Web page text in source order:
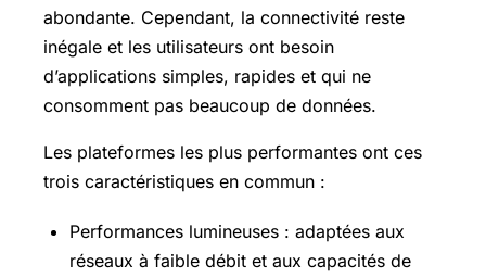
abondante. Cependant, la connectivité reste
inégale et les utilisateurs ont besoin
d’applications simples, rapides et qui ne
consomment pas beaucoup de données.
Les plateformes les plus performantes ont ces
trois caractéristiques en commun :
Performances lumineuses : adaptées aux
réseaux à faible débit et aux capacités de